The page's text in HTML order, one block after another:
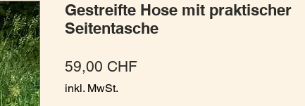
Gestreifte Hose mit praktischer
Seitentasche
59,00 CHFPreis
inkl. MwSt.